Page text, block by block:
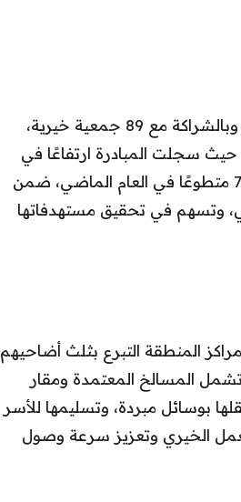
ونُفذت المبادرة هذا العام بالتعاون مع وزارة البيئة والمياه والزراعة، وبالشراكة مع 89 جمعية خيرية،
حيث سجلت المبادرة ارتفاعًا في
أعداد المتطوعين بنسبة 182%، بمشاركة 2,000 متطوع، مقابل 711 متطوعًا في العام الماضي، ضمن
وتسهم في تحقيق مستهدفاتها
المنطقة التبرع بثلث أضاحيهم
تشمل المسالخ المعتمدة ومقار
بوسائل مبردة، وتسليمها للأسر
الخيري وتعزيز سرعة وصول